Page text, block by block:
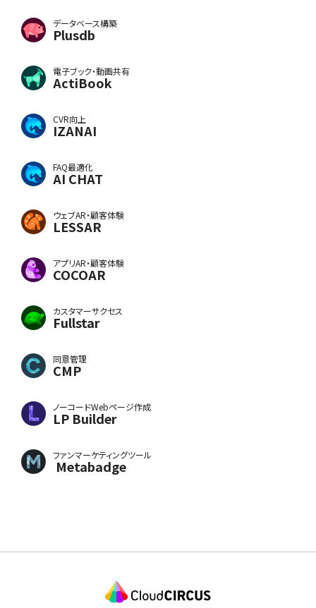
データベース構築
Plusdb
電子ブック・動画共有
ActiBook
CVR向上
IZANAI
FAQ最適化
AI CHAT
ウェブAR・顧客体験
LESSAR
アプリAR・顧客体験
COCOAR
カスタマーサクセス
Fullstar
同意管理
CMP
ノーコードWebページ作成
LP Builder
ファンマーケティングツール
Metabadge